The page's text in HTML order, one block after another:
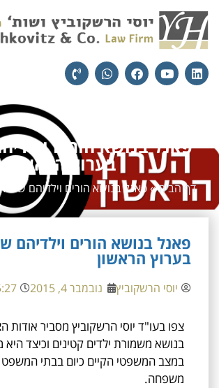
פאנל בנושא הורים
בערוץ הראשון
דף הבית»פאנל בנושא הורים וילדיהם
פאנל בנושא הורים וילדיהם
בערוץ הראשון
יוסי הרשקוביץ נובמבר 4, 2015
צפו בעו"ד יוסי הרשקוביץ מסביר אודות
בנושא משמורת ילדים קטינים וכיצד
במצב המשפטי הקיים כיום בבתי המשפט
משפחה.